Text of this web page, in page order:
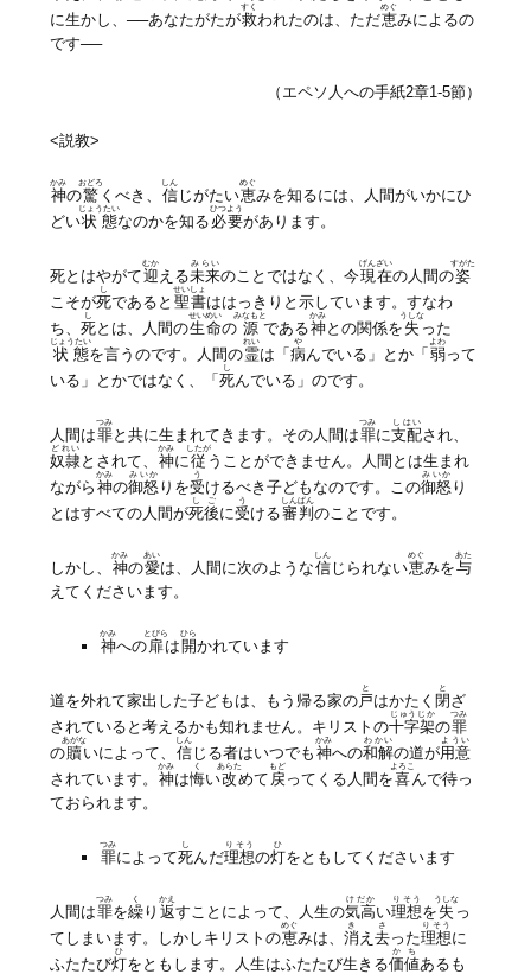
に生かし、──あなたがたが救
すく
われたのは、ただ恵
めぐ
みによるの
です──
（エペソ人への手紙2章1-5節）
<説教>
神
かみ
の驚
おどろ
くべき、 信
しん
じがたい恵
めぐ
みを知るには、人間がいかにひ
どい状態
じょうたい
なのかを知る 必要
ひつよう
があります。
死とはやがて迎
むか
える未来
みらい
のことではなく、今現在
げんざい
の人間の姿
すがた
こそが死
し
であると 聖書
せいしょ
ははっきりと示しています。すなわ
ち、死
し
とは、人間の生命
せいめい
の 源
みなもと
である神
かみ
との関係を 失
うしな
った
状態
じょうたい
を言うのです。人間の霊
れい
は「病
や
んでいる」とか「 弱
よわ
って
いる」とかではなく、「死
し
んでいる」のです。
人間は罪
つみ
と共に生まれてきます。その人間は罪
つみ
に支配
しはい
され、
奴隷
どれい
とされて、 神
かみ
に従
したが
うことができません。人間とは生まれ
ながら 神
かみ
の御怒
みいか
りを受
う
けるべき子どもなのです。この御怒
みいか
り
とはすべての人間が死後
しご
に受
う
ける審判
しんぱん
のことです。
しかし、 神
かみ
の愛
あい
は、人間に次のような信
しん
じられない恵
めぐ
みを与
あた
えてくださいます。
神
かみ
への扉
とびら
は 開
ひら
かれています
道を外れて家出した子どもは、もう帰る家の戸
と
はかたく 閉
と
ざ
されていると考えるかも知れません。キリストの十字架
じゅうじか
の罪
つみ
の贖
あがな
いによって、 信
しん
じる者はいつでも 神
かみ
への和解
わかい
の道が用意
ようい
されています。 神
かみ
は悔
く
い改
あらた
めて 戻
もど
ってくる人間を喜
よろこ
んで待っ
ておられます。
罪
つみ
によって死
し
んだ理想
りそう
の灯
ひ
をともしてくださいます
人間は罪
つみ
を繰
く
り 返
かえ
すことによって、人生の気高
けだか
い理想
りそう
を 失
うしな
っ
てしまいます。しかしキリストの恵
めぐ
みは、消
き
え去
さ
った理想
りそう
に
ふたたび灯
ひ
をともします。人生はふたたび生きる価値
かち
あるも